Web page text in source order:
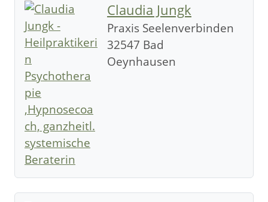
Claudia Jungk
Praxis Seelenverbinden
32547 Bad
Oeynhausen